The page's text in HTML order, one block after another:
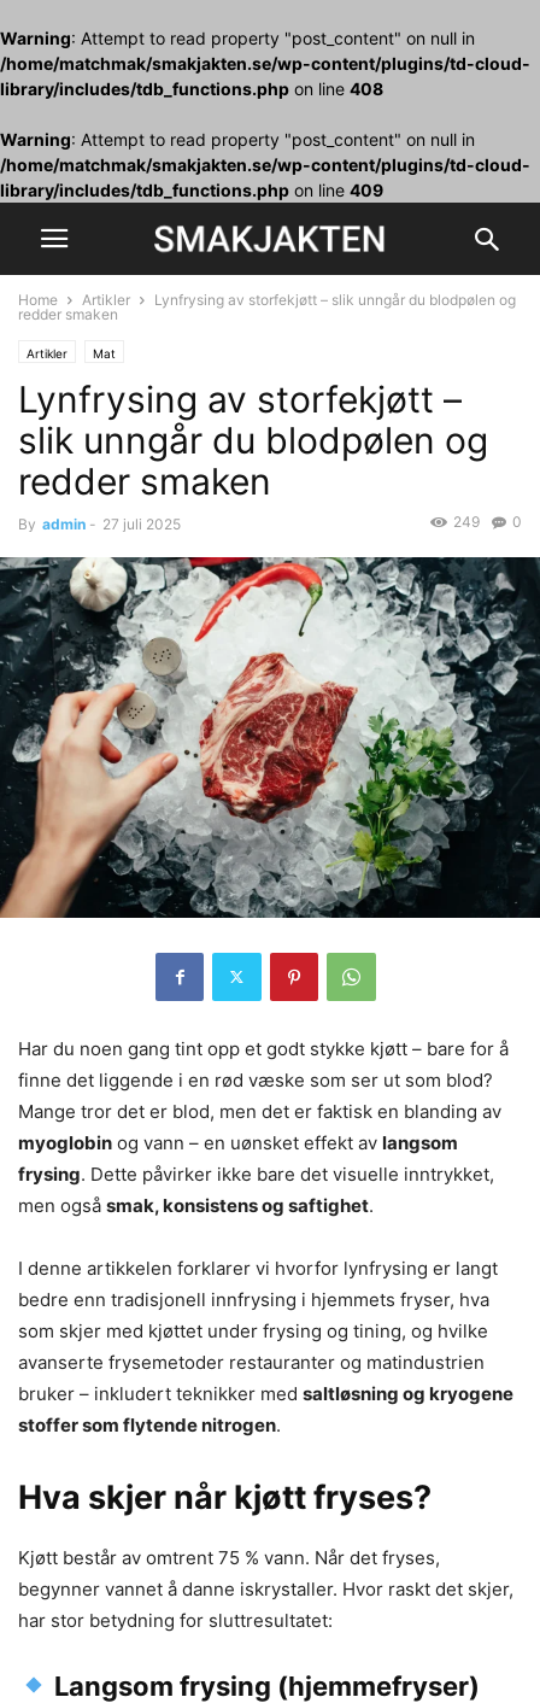
Warning: Attempt to read property "post_content" on null in
/home/matchmak/smakjakten.se/wp-content/plugins/td-cloud-
library/includes/tdb_functions.php on line 408
Warning: Attempt to read property "post_content" on null in
/home/matchmak/smakjakten.se/wp-content/plugins/td-cloud-
library/includes/tdb_functions.php on line 409
Home Artikler
Lynfrysing av storfekjøtt – slik unngår du blodpølen og
redder smaken
Artikler Mat
Lynfrysing av storfekjøtt –
slik unngår du blodpølen og
redder smaken
By admin - 27 juli 2025 0
249
Har du noen gang tint opp et godt stykke kjøtt – bare for å
finne det liggende i en rød væske som ser ut som blod?
Mange tror det er blod, men det er faktisk en blanding av
myoglobin og vann – en uønsket effekt av langsom
frysing. Dette påvirker ikke bare det visuelle inntrykket,
men også smak, konsistens og saftighet.
I denne artikkelen forklarer vi hvorfor lynfrysing er langt
bedre enn tradisjonell innfrysing i hjemmets fryser, hva
som skjer med kjøttet under frysing og tining, og hvilke
avanserte frysemetoder restauranter og matindustrien
bruker – inkludert teknikker med saltløsning og kryogene
stoffer som flytende nitrogen.
Hva skjer når kjøtt fryses?
Kjøtt består av omtrent 75 % vann. Når det fryses,
begynner vannet å danne iskrystaller. Hvor raskt det skjer,
har stor betydning for sluttresultatet:
Langsom frysing (hjemmefryser)